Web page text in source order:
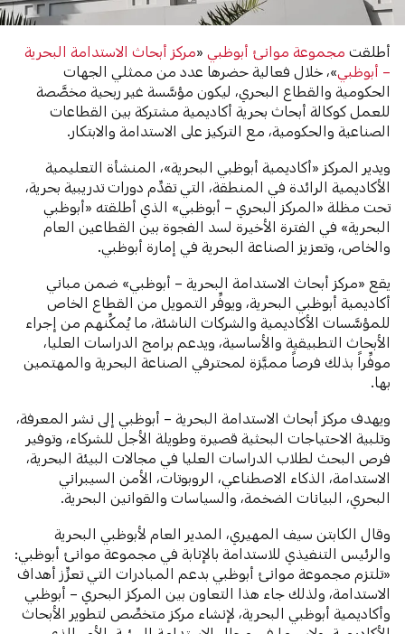
أطلقتمجموعة موانئ أبوظبي «مركز أبحاث الاستدامة البحرية
– أبوظبي »، خلال فعالية حضرها عدد من ممثلي الجهات
الحكومية والقطاع البحري، ليكون مؤسَّسة غير ربحية مخصَّصة
للعمل كوكالة أبحاث بحرية أكاديمية مشتركة بين القطاعات
الصناعية والحكومية، مع التركيز على الاستدامة والابتكار.
ويدير المركز «أكاديمية أبوظبي البحرية»، المنشأة التعليمية
الأكاديمية الرائدة في المنطقة، التي تقدِّم دورات تدريبية بحرية،
تحت مظلة «المركز البحري – أبوظبي» الذي أطلقته «أبوظبي
البحرية» في الفترة الأخيرة لسد الفجوة بين القطاعين العام
والخاص، وتعزيز الصناعة البحرية في إمارة أبوظبي.
يقع «مركز أبحاث الاستدامة البحرية – أبوظبي» ضمن مباني
أكاديمية أبوظبي البحرية، ويوفِّر التمويل من القطاع الخاص
للمؤسَّسات الأكاديمية والشركات الناشئة، ما يُمكِّنهم من إجراء
الأبحاث التطبيقية والأساسية، ويدعم برامج الدراسات العليا،
موفِّراً بذلك فرصاً مميَّزة لمحترفي الصناعة البحرية والمهتمين
بها.
ويهدف مركز أبحاث الاستدامة البحرية – أبوظبي إلى نشر المعرفة،
وتلبية الاحتياجات البحثية قصيرة وطويلة الأجل للشركاء، وتوفير
فرص البحث لطلاب الدراسات العليا في مجالات البيئة البحرية،
الاستدامة، الذكاء الاصطناعي، الروبوتات، الأمن السيبراني
البحري، البيانات الضخمة، والسياسات والقوانين البحرية.
وقال الكابتن سيف المهيري، المدير العام لأبوظبي البحرية
والرئيس التنفيذي للاستدامة بالإنابة في مجموعة موانئ أبوظبي:
«تلتزم مجموعة موانئ أبوظبي بدعم المبادرات التي تعزِّز أهداف
الاستدامة، ولذلك جاء هذا التعاون بين المركز البحري – أبوظبي
وأكاديمية أبوظبي البحرية، لإنشاء مركز متخصِّص لتطوير الأبحاث